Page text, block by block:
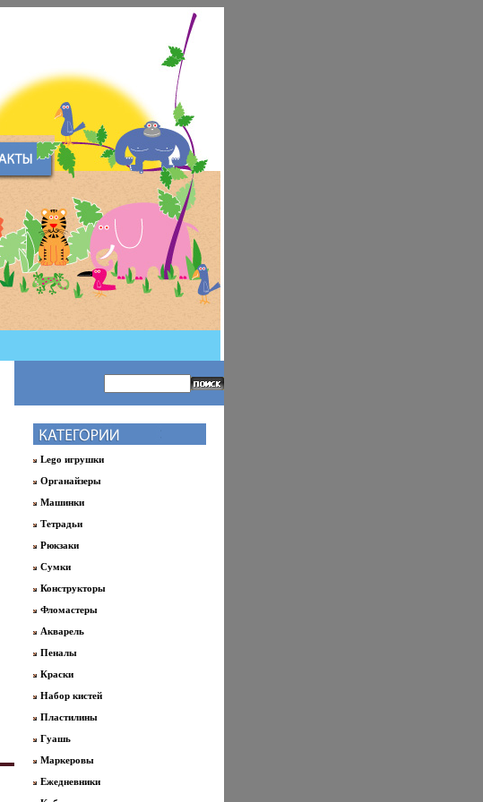
Lego игрушки
Органайзеры
Машинки
Тетрадьи
Рюкзаки
Сумки
Конструкторы
Фломастеры
Акварель
Пеналы
Краски
Набор кистей
Пластилины
Гуашь
Маркеровы
Ежедневники